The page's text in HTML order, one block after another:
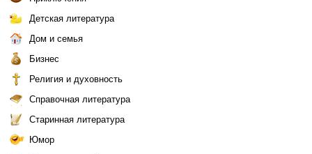
Детская литература
Дом и семья
Бизнес
Религия и духовность
Справочная литература
Старинная литература
Юмор